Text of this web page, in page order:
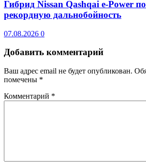
Гибрид Nissan Qashqai e-Power
рекордную дальнобойность
07.08.2026 0
Добавить комментарий
Ваш адрес email не будет опубликован.
помечены *
Комментарий *